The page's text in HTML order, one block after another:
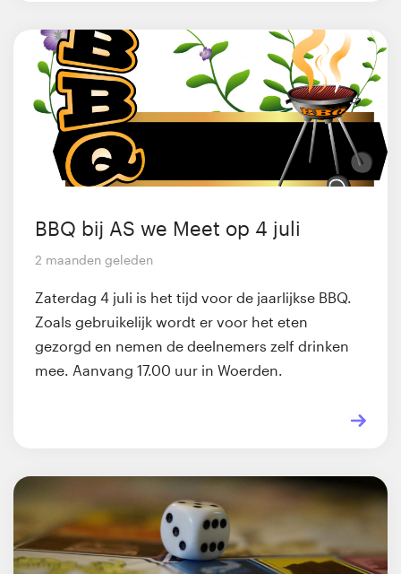
BBQ bij AS we Meet op 4 juli
2 maanden geleden
Zaterdag 4 juli is het tijd voor de jaarlijkse BBQ.
Zoals gebruikelijk wordt er voor het eten
gezorgd en nemen de deelnemers zelf drinken
mee. Aanvang 17.00 uur in Woerden.